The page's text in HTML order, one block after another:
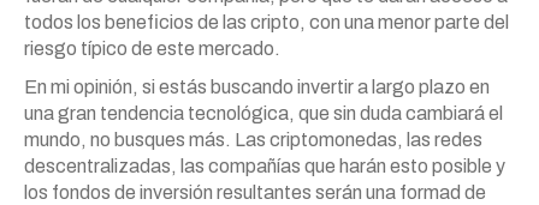
todos los beneficios de las cripto, con una menor parte del
riesgo típico de este mercado.
En mi opinión, si estás buscando invertir a largo plazo en
una gran tendencia tecnológica, que sin duda cambiará el
mundo, no busques más. Las criptomonedas, las redes
descentralizadas, las compañías que harán esto posible y
los fondos de inversión resultantes serán una formad de